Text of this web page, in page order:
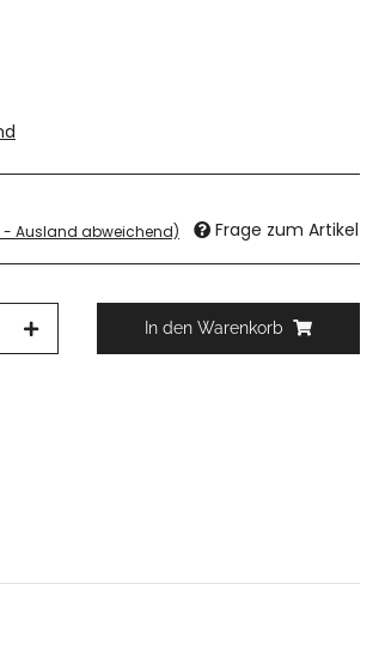
- Ausland abweichend) Frage zum Artikel
In den Warenkorb